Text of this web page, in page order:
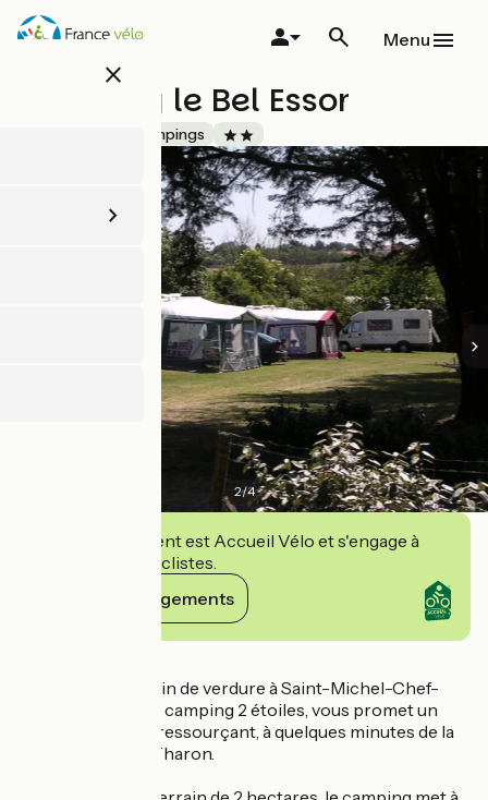
Aller
au
close
Menu
Camping le Bel Essor
Campings
2/4
Cet établissement est Accueil Vélo et s'engage à
accueillir des cyclistes.
Voir ses engagements
Niché dans un écrin de verdure à Saint-Michel-Chef-
Chef, Le Bel Essor, camping 2 étoiles, vous promet un
séjour paisible et ressourçant, à quelques minutes de la
Grande Plage de Tharon.